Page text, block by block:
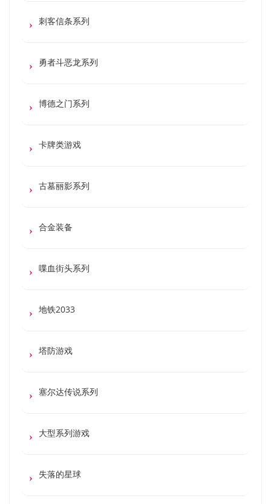
刺客信条系列
勇者斗恶龙系列
博德之门系列
卡牌类游戏
古墓丽影系列
合金装备
喋血街头系列
地铁2033
塔防游戏
塞尔达传说系列
大型系列游戏
失落的星球